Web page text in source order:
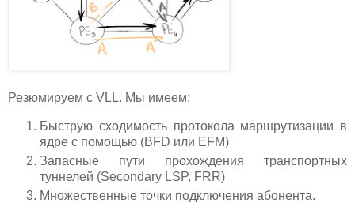
Резюмируем с VLL. Мы имеем:
Быструю сходимость протокола маршрутизации в
ядре с помощью (BFD или EFM)
Запасные пути прохождения транспортных
туннелей (Secondary LSP, FRR)
Множественные точки подключения абонента.